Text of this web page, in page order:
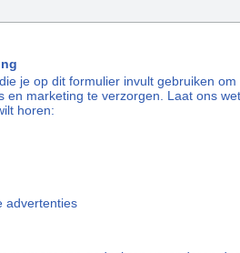
je op dit formulier invult gebruiken
en marketing te verzorgen. Laat ons
horen:
advertenties